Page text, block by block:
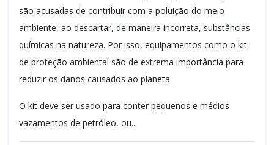
são acusadas de contribuir com a poluição do meio
ambiente, ao descartar, de maneira incorreta, substâncias
químicas na natureza. Por isso, equipamentos como o kit
de proteção ambiental são de extrema importância para
reduzir os danos causados ao planeta.
O kit deve ser usado para conter pequenos e médios
vazamentos de petróleo, ou...